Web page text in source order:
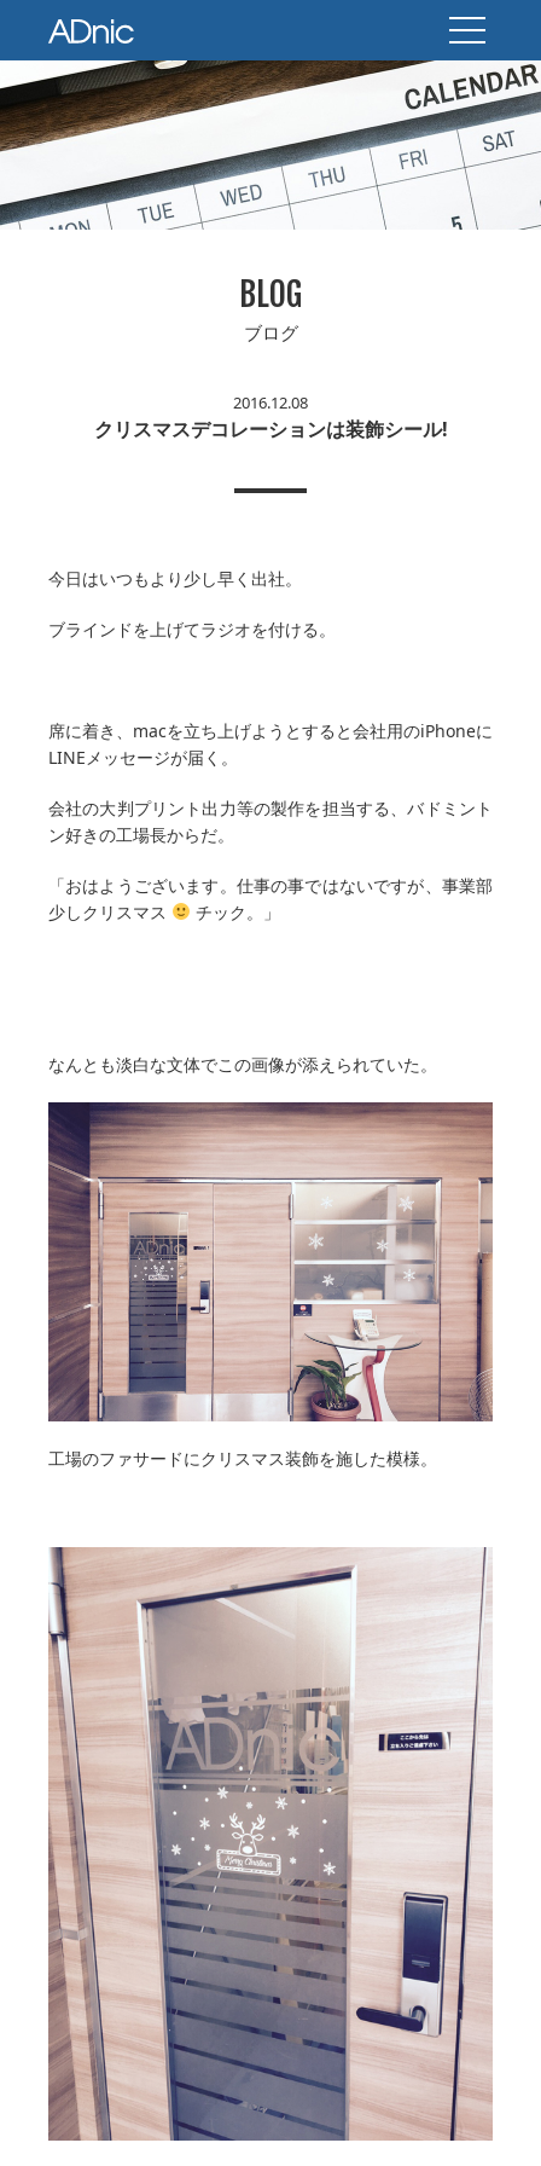
BLOG
ブログ
2016.12.08
クリスマスデコレーションは装飾シール!
今日はいつもより少し早く出社。
ブラインドを上げてラジオを付ける。
席に着き、macを立ち上げようとすると会社用のiPhoneに
LINEメッセージが届く。
会社の大判プリント出力等の製作を担当する、バドミント
ン好きの工場長からだ。
「おはようございます。仕事の事ではないですが、事業部
少しクリスマス
チック。」
なんとも淡白な文体でこの画像が添えられていた。
工場のファサードにクリスマス装飾を施した模様。